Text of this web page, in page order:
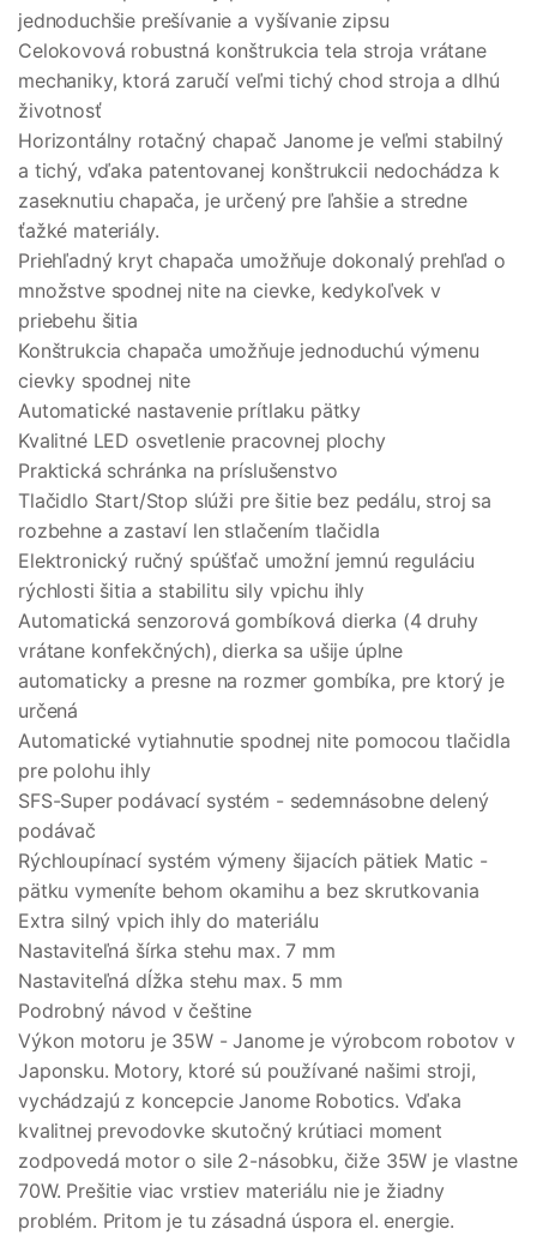
jednoduchšie prešívanie a vyšívanie zipsu
Celokovová robustná konštrukcia tela stroja vrátane
mechaniky, ktorá zaručí veľmi tichý chod stroja a dlhú
životnosť
Horizontálny rotačný chapač Janome je veľmi stabilný
a tichý, vďaka patentovanej konštrukcii nedochádza k
zaseknutiu chapača, je určený pre ľahšie a stredne
ťažké materiály.
Priehľadný kryt chapača umožňuje dokonalý prehľad o
množstve spodnej nite na cievke, kedykoľvek v
priebehu šitia
Konštrukcia chapača umožňuje jednoduchú výmenu
cievky spodnej nite
Automatické nastavenie prítlaku pätky
Kvalitné LED osvetlenie pracovnej plochy
Praktická schránka na príslušenstvo
Tlačidlo Start/Stop slúži pre šitie bez pedálu, stroj sa
rozbehne a zastaví len stlačením tlačidla
Elektronický ručný spúšťač umožní jemnú reguláciu
rýchlosti šitia a stabilitu sily vpichu ihly
Automatická senzorová gombíková dierka (4 druhy
vrátane konfekčných), dierka sa ušije úplne
automaticky a presne na rozmer gombíka, pre ktorý je
určená
Automatické vytiahnutie spodnej nite pomocou tlačidla
pre polohu ihly
SFS-Super podávací systém - sedemnásobne delený
podávač
Rýchloupínací systém výmeny šijacích pätiek Matic -
pätku vymeníte behom okamihu a bez skrutkovania
Extra silný vpich ihly do materiálu
Nastaviteľná šírka stehu max. 7 mm
Nastaviteľná dĺžka stehu max. 5 mm
Podrobný návod v češtine
Výkon motoru je 35W - Janome je výrobcom robotov v
Japonsku. Motory, ktoré sú používané našimi stroji,
vychádzajú z koncepcie Janome Robotics. Vďaka
kvalitnej prevodovke skutočný krútiaci moment
zodpovedá motor o sile 2-násobku, čiže 35W je vlastne
70W. Prešitie viac vrstiev materiálu nie je žiadny
problém. Pritom je tu zásadná úspora el. energie.